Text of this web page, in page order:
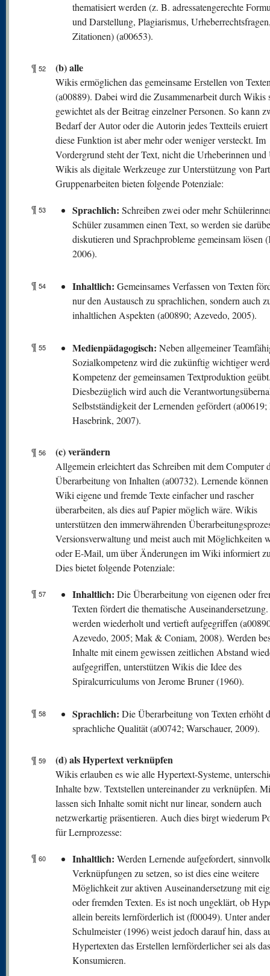
thematisiert werden (z. B. adressatengerechte
und Darstellung, Plagiarismus,
Zitationen) (a00653).
¶ 52 (b) alle
Wikis ermöglichen das gemeinsame Erstellen von
(a00889). Dabei wird die Zusammenarbeit durch Wikis
gewichtet als der Beitrag einzelner Personen. So kann
Bedarf der Autor oder die Autorin jedes Textteils
diese Funktion ist aber mehr oder weniger versteckt. Im
Vordergrund steht der Text, nicht die Urheberinnen und
Wikis als digitale Werkzeuge zur Unterstützung von
Gruppenarbeiten bieten folgende Potenziale:
¶ 53 Sprachlich: Schreiben zwei oder mehr
Schüler zusammen einen Text, so werden sie
diskutieren und Sprachprobleme gemeinsam lösen
2006).
¶ 54 Inhaltlich: Gemeinsames Verfassen von Texten
nur den Austausch zu sprachlichen, sondern auch
inhaltlichen Aspekten (a00890; Azevedo, 2005).
¶ 55 Medienpädagogisch: Neben allgemeiner
Sozialkompetenz wird die zukünftig wichtiger
Kompetenz der gemeinsamen Textproduktion
Diesbezüglich wird auch die
Selbstständigkeit der Lernenden gefördert (a00619;
Hasebrink, 2007).
¶ 56 (c) verändern
Allgemein erleichtert das Schreiben mit dem Computer
Überarbeitung von Inhalten (a00732). Lernende
Wiki eigene und fremde Texte einfacher und rascher
überarbeiten, als dies auf Papier möglich wäre. Wikis
unterstützen den immerwährenden
Versionsverwaltung und meist auch mit Möglichkeiten
oder E-Mail, um über Änderungen im Wiki informiert
Dies bietet folgende Potenziale:
¶ 57 Inhaltlich: Die Überarbeitung von eigenen oder
Texten fördert die thematische
werden wiederholt und vertieft aufgegriffen
Azevedo, 2005; Mak & Coniam, 2008). Werden
Inhalte mit einem gewissen zeitlichen Abstand
aufgegriffen, unterstützen Wikis die Idee des
Spiralcurriculums von Jerome Bruner (1960).
¶ 58 Sprachlich: Die Überarbeitung von Texten erhöht
sprachliche Qualität (a00742; Warschauer, 2009).
¶ 59 (d) als Hypertext verknüpfen
Wikis erlauben es wie alle Hypertext-Systeme,
Inhalte bzw. Textstellen untereinander zu verknüpfen.
lassen sich Inhalte somit nicht nur linear, sondern auch
netzwerkartig präsentieren. Auch dies birgt wiederum
für Lernprozesse:
¶ 60 Inhaltlich: Werden Lernende aufgefordert,
Verknüpfungen zu setzen, so ist dies eine weitere
Möglichkeit zur aktiven Auseinandersetzung mit
oder fremden Texten. Es ist noch ungeklärt, ob
allein bereits lernförderlich ist (f00049). Unter
Schulmeister (1996) weist jedoch darauf hin, dass
Hypertexten das Erstellen lernförderlicher sei als
Konsumieren.